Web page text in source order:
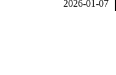
2026-01-07